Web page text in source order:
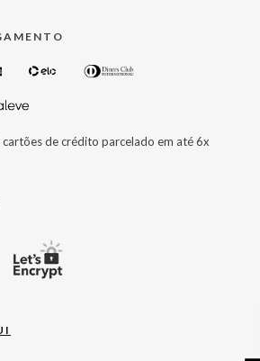
de crédito parcelado em até 6x